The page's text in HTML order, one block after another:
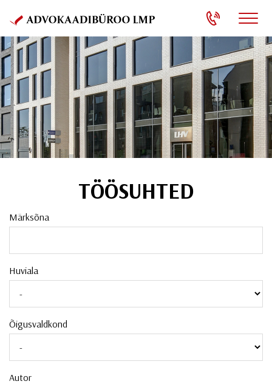
TÖÖSUHTED
Märksõna
Huviala
Õigusvaldkond
Autor